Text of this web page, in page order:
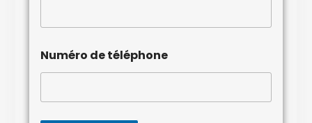
Numéro de téléphone